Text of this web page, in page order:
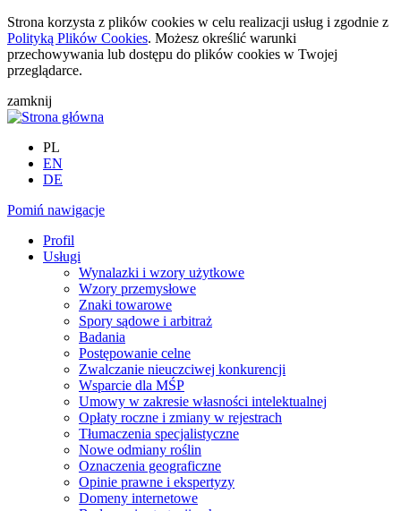
Strona korzysta z plików cookies w celu realizacji usług i zgodnie z
Polityką Plików Cookies. Możesz określić warunki
przechowywania lub dostępu do plików cookies w Twojej
przeglądarce.
zamknij
PL
EN
DE
Pomiń nawigacje
Profil
Usługi
Wynalazki i wzory użytkowe
Wzory przemysłowe
Znaki towarowe
Spory sądowe i arbitraż
Badania
Postępowanie celne
Zwalczanie nieuczciwej konkurencji
Wsparcie dla MŚP
Umowy w zakresie własności intelektualnej
Opłaty roczne i zmiany w rejestrach
Tłumaczenia specjalistyczne
Nowe odmiany roślin
Oznaczenia geograficzne
Opinie prawne i ekspertyzy
Domeny internetowe